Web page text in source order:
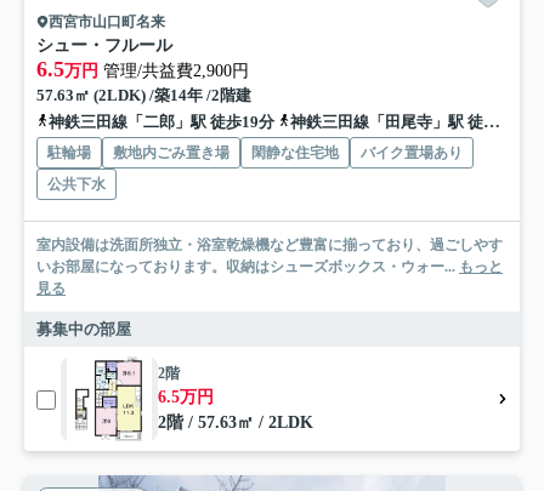
西宮市山口町名来
シュー・フルール
6.5万円 管理/共益費2,900円
57.63㎡ (2LDK) /築14年 /2階建
神鉄三田線「二郎」駅 徒歩19分
神鉄三田線「田尾寺」駅 徒歩27分
駐輪場 敷地内ごみ置き場 閑静な住宅地
バイク置場あり
公共下水
室内設備は洗面所独立・浴室乾燥機など豊富に揃っており、過ごしやす
いお部屋になっております。収納はシューズボックス・ウォー... もっと
見る
募集中の部屋
2階
6.5万円
2階 / 57.63㎡ / 2LDK